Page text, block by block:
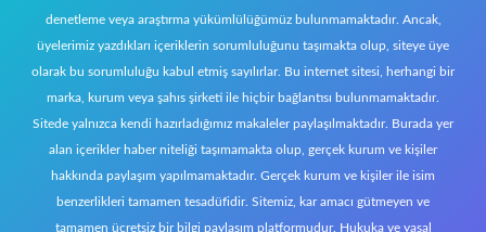
denetleme veya araştırma yükümlülüğümüz bulunmamaktadır. Ancak,
üyelerimiz yazdıkları içeriklerin sorumluluğunu taşımakta olup, siteye üye
olarak bu sorumluluğu kabul etmiş sayılırlar. Bu internet sitesi, herhangi bir
marka, kurum veya şahıs şirketi ile hiçbir bağlantısı bulunmamaktadır.
Sitede yalnızca kendi hazırladığımız makaleler paylaşılmaktadır. Burada yer
alan içerikler haber niteliği taşımamakta olup, gerçek kurum ve kişiler
hakkında paylaşım yapılmamaktadır. Gerçek kurum ve kişiler ile isim
benzerlikleri tamamen tesadüfidir. Sitemiz, kar amacı gütmeyen ve
tamamen ücretsiz bir bilgi paylaşım platformudur. Hukuka ve yasal